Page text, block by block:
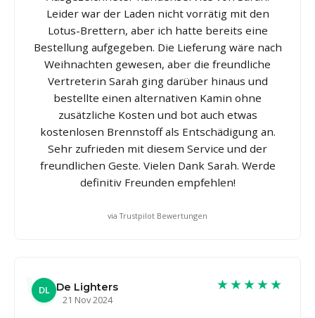
Leider war der Laden nicht vorrätig mit den
Lotus-Brettern, aber ich hatte bereits eine
Bestellung aufgegeben. Die Lieferung wäre nach
Weihnachten gewesen, aber die freundliche
Vertreterin Sarah ging darüber hinaus und
bestellte einen alternativen Kamin ohne
zusätzliche Kosten und bot auch etwas
kostenlosen Brennstoff als Entschädigung an.
Sehr zufrieden mit diesem Service und der
freundlichen Geste. Vielen Dank Sarah. Werde
definitiv Freunden empfehlen!
via Trustpilot Bewertungen
DL De Lighters
21 Nov 2024
★★★★★